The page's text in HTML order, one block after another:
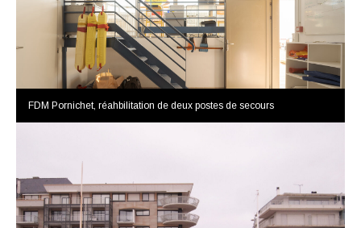
FDM Pornichet, réahbilitation de deux postes de secours